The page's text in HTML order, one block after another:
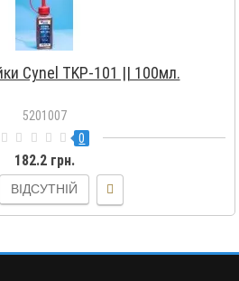
Cynel TKP-101 || 100мл.
5201007
0
182.2 грн.
ВІДСУТНІЙ